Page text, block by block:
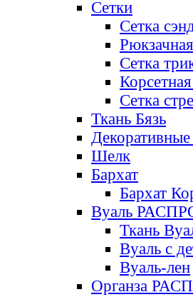
Сетки
Сетка
Сетка
Сетка
Ткань Бязь
Декоративные
Шелк
Бархат
Бархат
Вуаль
Ткань
Вуаль с
Вуаль-лен
Органза